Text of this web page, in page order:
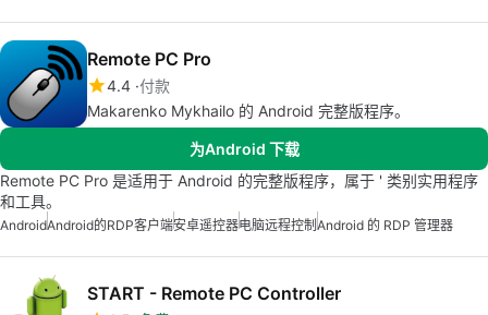
Remote PC Pro
4.4 付款
Makarenko Mykhailo 的 Android 完整版程序。
为Android 下载
Remote PC Pro 是适用于 Android 的完整版程序，属于 ' 类别实用程序
和工具。
AndroidAndroid的RDP客户端安卓遥控器电脑远程控制 Android 的 RDP 管理器
START - Remote PC Controller